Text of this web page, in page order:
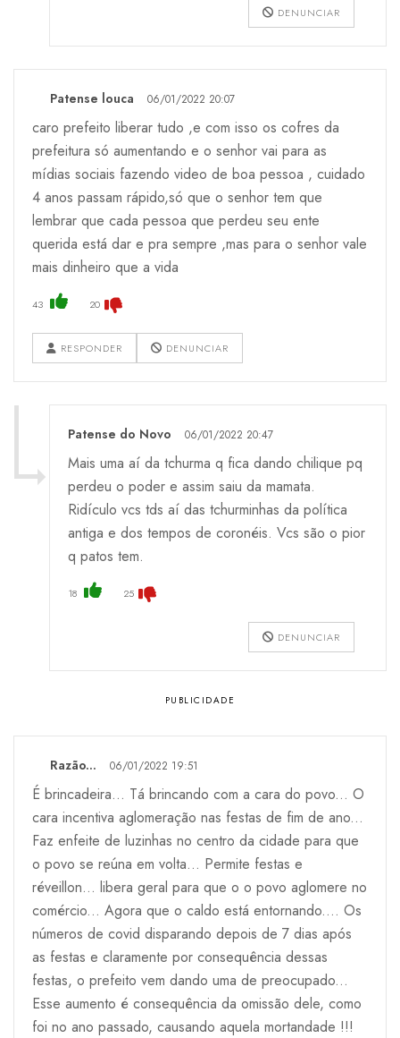
DENUNCIAR
Patense louca 06/01/2022 20:07
caro prefeito liberar tudo ,e com isso os cofres da
prefeitura só aumentando e o senhor vai para as
mídias sociais fazendo video de boa pessoa , cuidado
4 anos passam rápido,só que o senhor tem que
lembrar que cada pessoa que perdeu seu ente
querida está dar e pra sempre ,mas para o senhor vale
mais dinheiro que a vida
43 20
RESPONDER DENUNCIAR
Patense do Novo 06/01/2022 20:47
Mais uma aí da tchurma q fica dando chilique pq
perdeu o poder e assim saiu da mamata.
Ridículo vcs tds aí das tchurminhas da política
antiga e dos tempos de coronéis. Vcs são o pior
q patos tem.
18 25
DENUNCIAR
Razão... 06/01/2022 19:51
É brincadeira... Tá brincando com a cara do povo... O
cara incentiva aglomeração nas festas de fim de ano...
Faz enfeite de luzinhas no centro da cidade para que
o povo se reúna em volta... Permite festas e
réveillon... libera geral para que o o povo aglomere no
comércio... Agora que o caldo está entornando.... Os
números de covid disparando depois de 7 dias após
as festas e claramente por consequência dessas
festas, o prefeito vem dando uma de preocupado...
Esse aumento é consequência da omissão dele, como
foi no ano passado, causando aquela mortandade !!!